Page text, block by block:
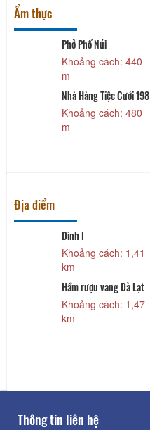
Ẩm thực
Phở Phố Núi
Khoảng cách: 440
m
Nhà Hàng Tiệc Cưới 198
Khoảng cách: 480
m
Địa điểm
Dinh I
Khoảng cách: 1,41
km
Hầm rượu vang Đà Lạt
Khoảng cách: 1,47
km
Thông tin liên hệ